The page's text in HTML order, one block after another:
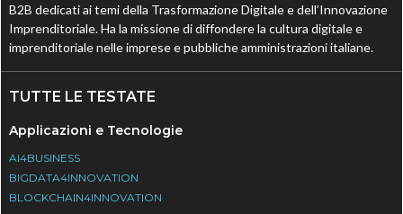
B2B dedicati ai temi della Trasformazione Digitale e dell’Innovazione
Imprenditoriale. Ha la missione di diffondere la cultura digitale e
imprenditoriale nelle imprese e pubbliche amministrazioni italiane.
TUTTE LE TESTATE
Applicazioni e Tecnologie
AI4BUSINESS
BIGDATA4INNOVATION
BLOCKCHAIN4INNOVATION